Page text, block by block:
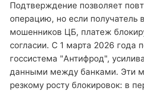
Подтверждение позволяет
операцию, но если получатель
мошенников ЦБ, платеж
согласии. С 1 марта 2026 года
госсистема "Антифрод",
данными между банками. Эти
резкому росту блокировок: в